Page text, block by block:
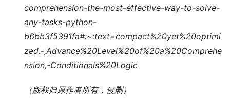
comprehension-the-most-effective-way-to-solve-
any-tasks-python-
b6bb3f5391fa#:~:text=compact%20yet%20optimi
zed.-,Advance%20Level%20of%20a%20Comprehe
nsion,-Conditionals%20Logic
（版权归原作者所有，侵删）